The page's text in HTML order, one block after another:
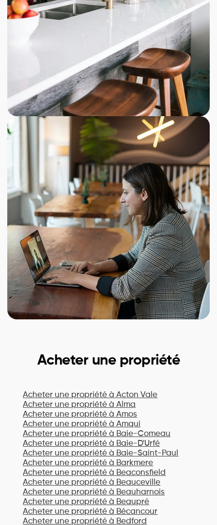
Acheter une propriété
Acheter une propriété à Acton Vale
Acheter une propriété à Alma
Acheter une propriété à Amos
Acheter une propriété à Amqui
Acheter une propriété à Baie-Comeau
Acheter une propriété à Baie-D'Urfé
Acheter une propriété à Baie-Saint-Paul
Acheter une propriété à Barkmere
Acheter une propriété à Beaconsfield
Acheter une propriété à Beauceville
Acheter une propriété à Beauharnois
Acheter une propriété à Beaupré
Acheter une propriété à Bécancour
Acheter une propriété à Bedford